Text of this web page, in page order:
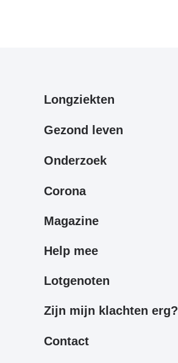
Primair
Longziekten
Gezond leven
Onderzoek
Corona
Magazine
Help mee
Lotgenoten
Zijn mijn klachten erg?
Contact